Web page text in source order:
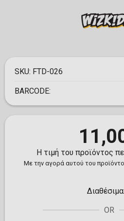
SKU: FTD-026
BARCODE:
Η τιμή του προϊόντος
Με την αγορά αυτού του
Διαθέσιμα:
OR